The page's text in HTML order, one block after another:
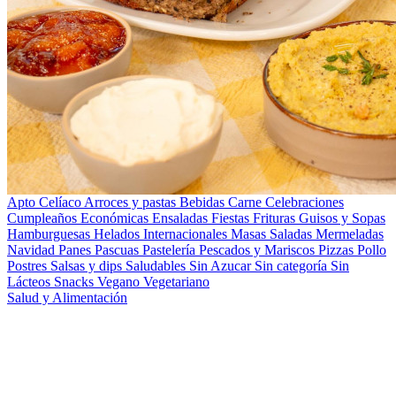
Apto Celíaco Arroces y pastas Bebidas Carne Celebraciones
Cumpleaños Económicas Ensaladas Fiestas Frituras Guisos y Sopas
Hamburguesas Helados Internacionales Masas Saladas Mermeladas
Navidad Panes Pascuas Pastelería Pescados y Mariscos Pizzas Pollo
Postres Salsas y dips Saludables Sin Azucar Sin categoría Sin
Lácteos Snacks Vegano Vegetariano
Salud y Alimentación